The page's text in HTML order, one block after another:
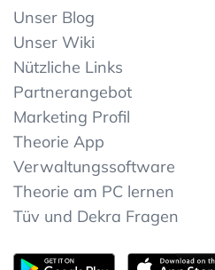
Unser Blog
Unser Wiki
Nützliche Links
Partnerangebot
Marketing Profil
Theorie App
Verwaltungssoftware
Theorie am PC lernen
Tüv und Dekra Fragen